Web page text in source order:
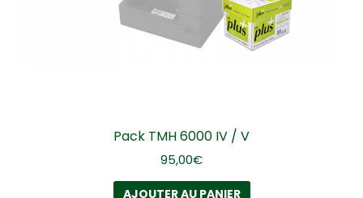
Pack TMH 6000 IV / V
95,00€
AJOUTER AU PANIER